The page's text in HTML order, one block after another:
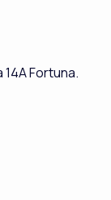
14A Fortuna.